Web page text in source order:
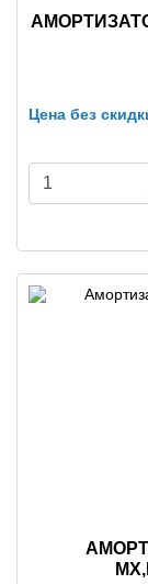
Цена без